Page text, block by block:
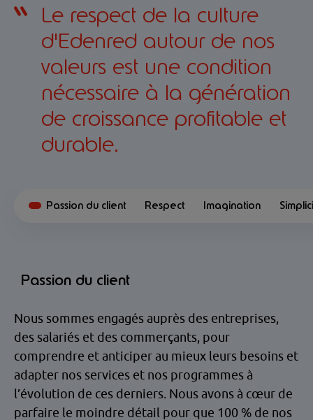
Le respect de la culture
d'Edenred autour de nos
valeurs est une condition
nécessaire à la génération
de croissance profitable et
durable.
Passion du client Respect Imagination
Passion du client
Nous sommes engagés auprès des entreprises,
des salariés et des commerçants, pour
comprendre et anticiper au mieux leurs besoins et
adapter nos services et nos programmes à
l’évolution de ces derniers. Nous avons à cœur de
parfaire le moindre détail pour que 100 % de nos